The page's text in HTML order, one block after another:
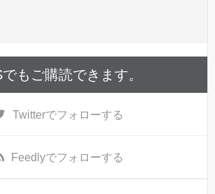
もご購読できます。
Twitterでフォローする
Feedlyでフォローする